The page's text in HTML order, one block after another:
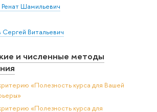
Ренат Шамильевич
Сергей Витальевич
и численные методы
«Полезность курса для Вашей
«Полезность курса для